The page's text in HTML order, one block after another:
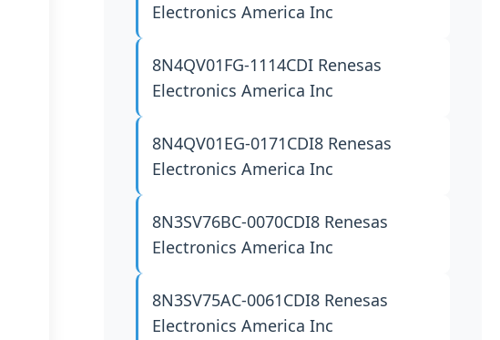
Electronics America Inc
8N4QV01FG-1114CDI Renesas
Electronics America Inc
8N4QV01EG-0171CDI8 Renesas
Electronics America Inc
8N3SV76BC-0070CDI8 Renesas
Electronics America Inc
8N3SV75AC-0061CDI8 Renesas
Electronics America Inc